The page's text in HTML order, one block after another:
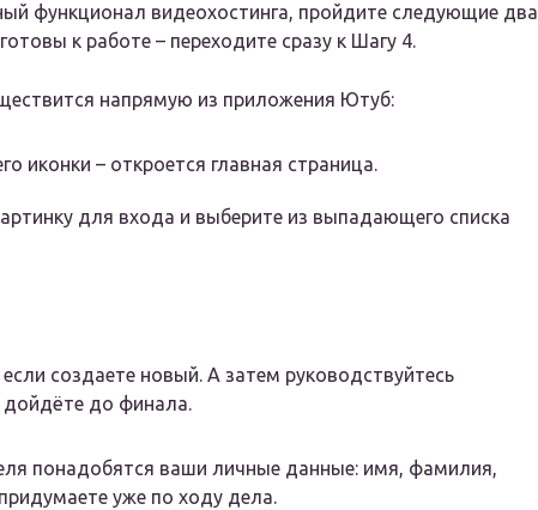
функционал видеохостинга, пройдите следующие два
к работе – переходите сразу к Шагу 4.
напрямую из приложения Ютуб:
иконки – откроется главная страница.
для входа и выберите из выпадающего списка
создаете новый. А затем руководствуйтесь
дойдёте до финала.
понадобятся ваши личные данные: имя, фамилия,
уже по ходу дела.